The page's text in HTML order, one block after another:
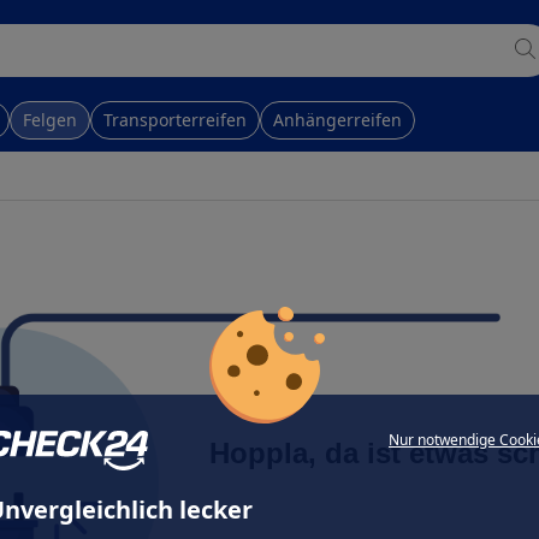
Nur notwendige
lecker
Felgen Transporterreifen Anhängerreifen
Hoppla, da ist etwas